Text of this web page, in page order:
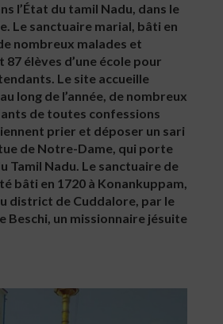
l’État du tamil Nadu, dans le
Le sanctuaire marial, bâti en
nombreux malades et
élèves d’une école pour
Le site accueille
long de l’année, de nombreux
de toutes confessions
prier et déposer un sari
de Notre-Dame, qui porte
Tamil Nadu. Le sanctuaire de
bâti en 1720 à Konankuppam,
district de Cuddalore, par le
Beschi, un missionnaire jésuite